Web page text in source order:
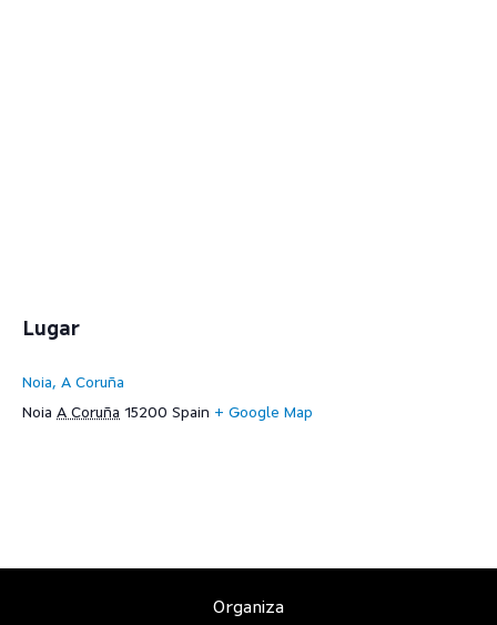
Lugar
Noia, A Coruña
Noia A Coruña 15200 Spain + Google Map
Organiza